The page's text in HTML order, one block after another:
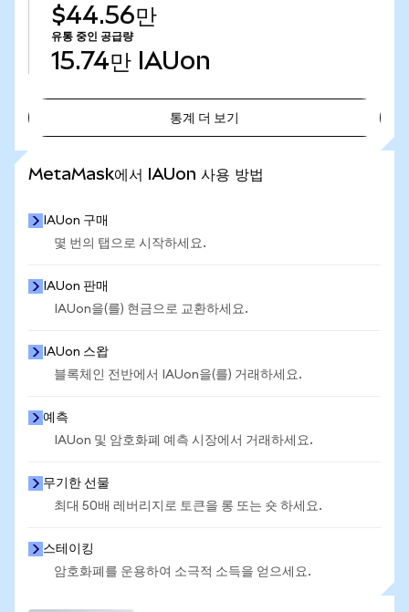
$44.56만
유통 중인 공급량
15.74만 IAUon
통계 더 보기
MetaMask에서 IAUon 사용 방법
IAUon 구매
몇 번의 탭으로 시작하세요.
IAUon 판매
IAUon을(를) 현금으로 교환하세요.
IAUon 스왑
블록체인 전반에서 IAUon을(를) 거래하세요.
예측
IAUon 및 암호화폐 예측 시장에서 거래하세요.
무기한 선물
최대 50배 레버리지로 토큰을 롱 또는 숏 하세요.
스테이킹
암호화폐를 운용하여 소극적 소득을 얻으세요.